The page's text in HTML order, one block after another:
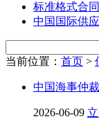
标准格式合同
中国国际供
当前位置： 首页 >
中国海事仲
2026-06-09